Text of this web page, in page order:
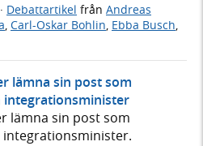
· Debattartikel från Andreas
Carl-Oskar Bohlin Ebba Busch
lämna sin post som
integrationsminister
lämna sin post som